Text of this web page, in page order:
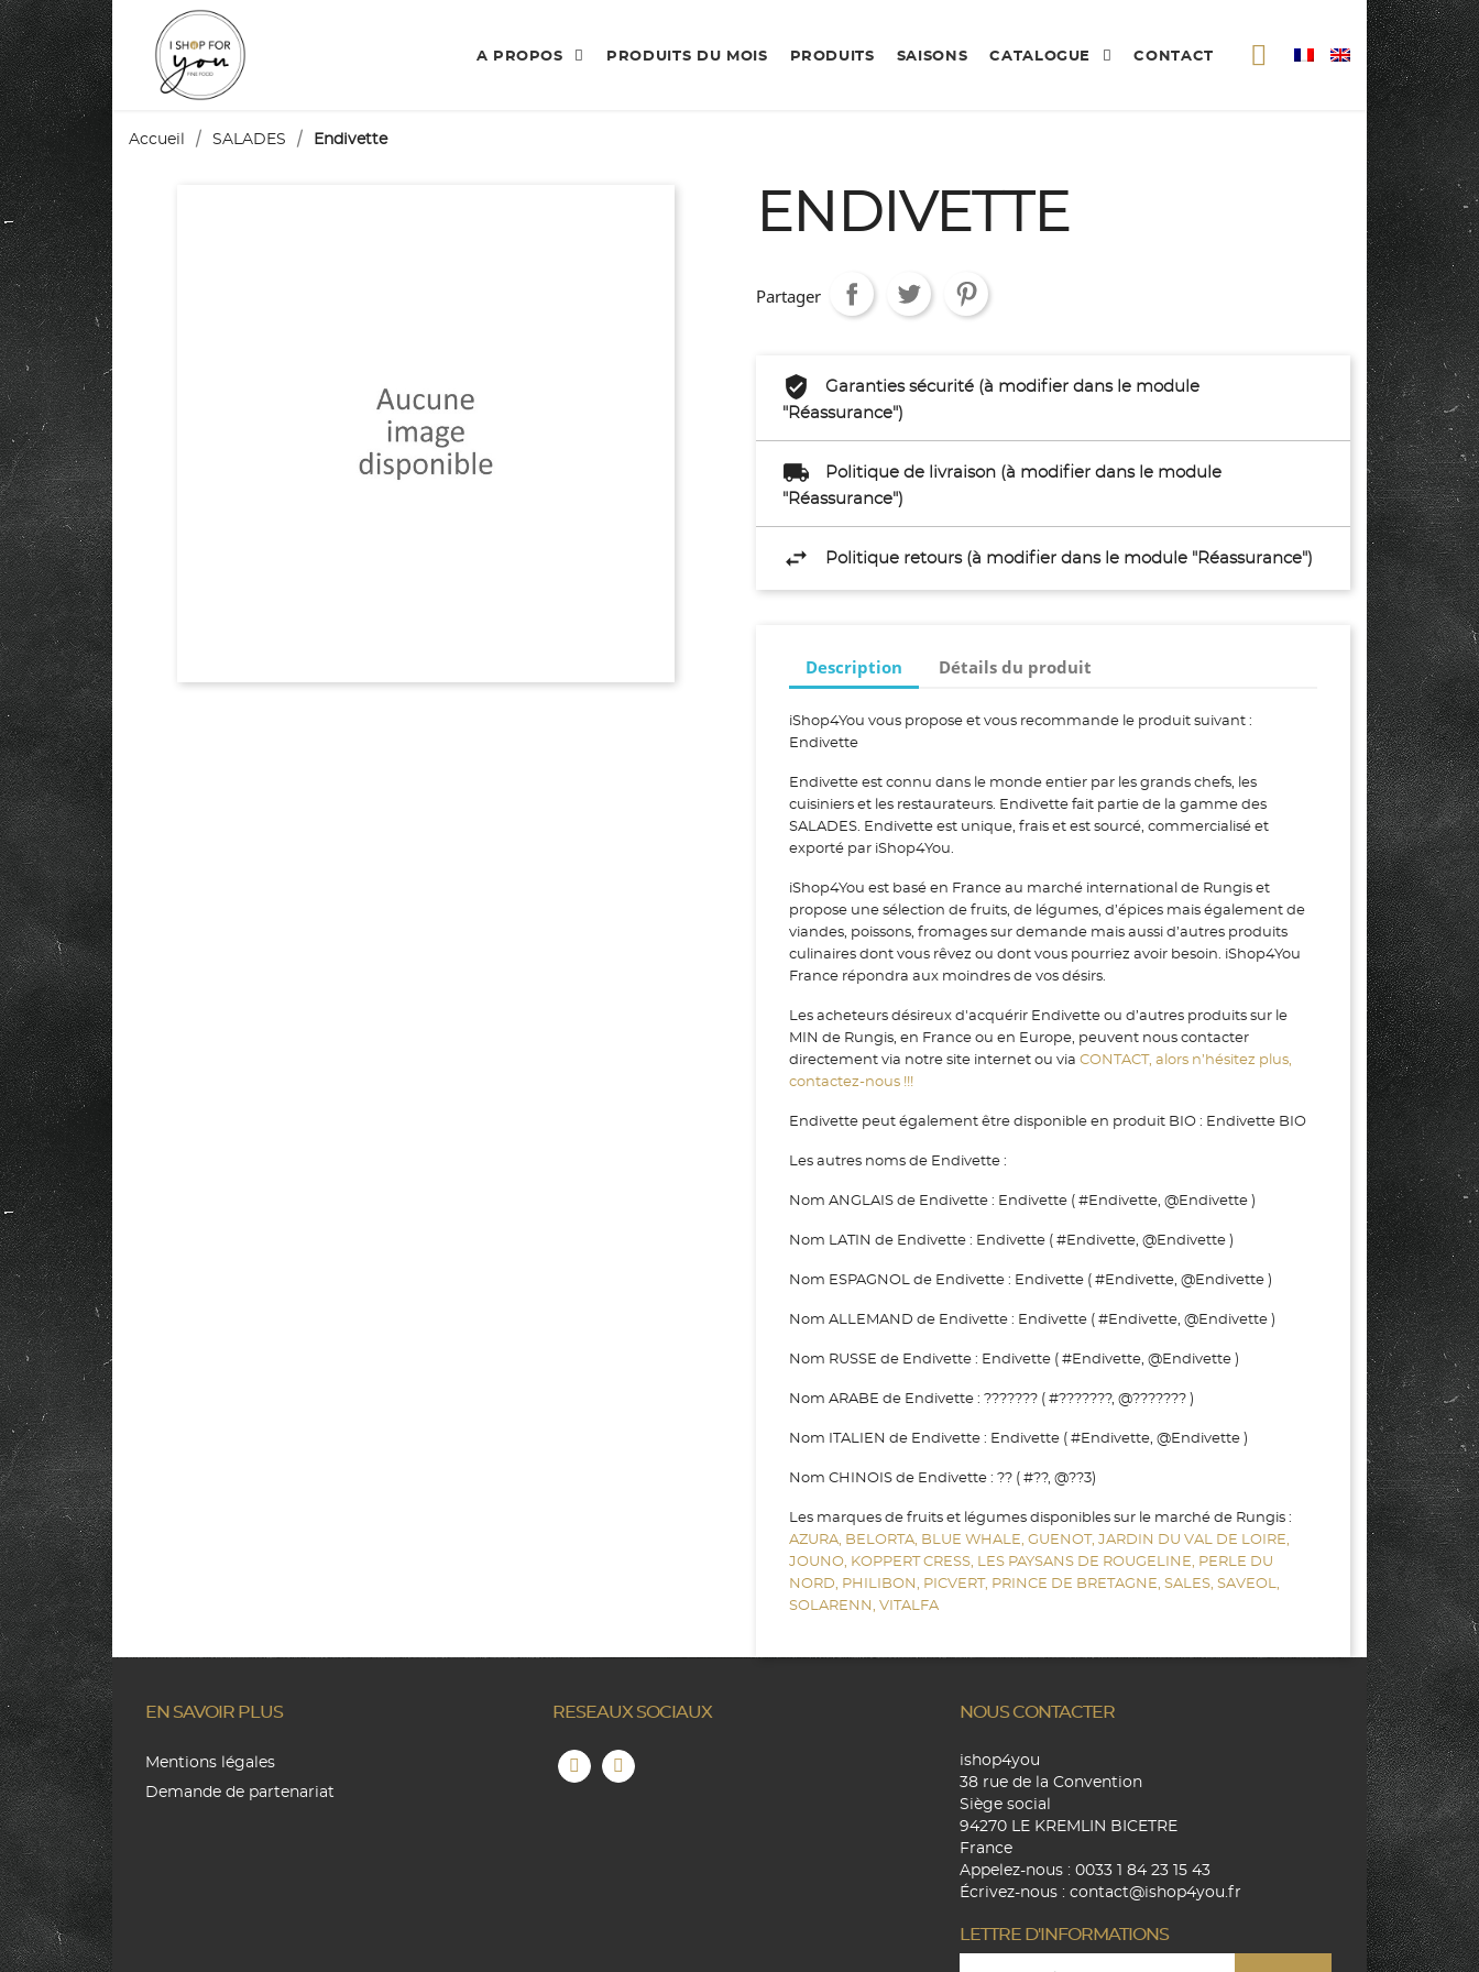
A PROPOS PRODUITS DU MOIS PRODUITS SAISONS CATALOGUE CONTACT
Accueil SALADES Endivette
ENDIVETTE
Partager
Garanties sécurité (à modifier dans le module
"Réassurance")
Politique de livraison (à modifier dans le module
"Réassurance")
Politique retours (à modifier dans le module "Réassurance")
Description Détails du produit
iShop4You vous propose et vous recommande le produit suivant :
Endivette
Endivette est connu dans le monde entier par les grands chefs, les
cuisiniers et les restaurateurs. Endivette fait partie de la gamme des
SALADES. Endivette est unique, frais et est sourcé, commercialisé et
exporté par iShop4You.
iShop4You est basé en France au marché international de Rungis et
propose une sélection de fruits, de légumes, d’épices mais également de
viandes, poissons, fromages sur demande mais aussi d’autres produits
culinaires dont vous rêvez ou dont vous pourriez avoir besoin. iShop4You
France répondra aux moindres de vos désirs.
Les acheteurs désireux d'acquérir Endivette ou d’autres produits sur le
MIN de Rungis, en France ou en Europe, peuvent nous contacter
directement via notre site internet ou via CONTACT, alors n’hésitez plus,
contactez-nous !!!
Endivette peut également être disponible en produit BIO : Endivette BIO
Les autres noms de Endivette :
Nom ANGLAIS de Endivette : Endivette ( #Endivette, @Endivette )
Nom LATIN de Endivette : Endivette ( #Endivette, @Endivette )
Nom ESPAGNOL de Endivette : Endivette ( #Endivette, @Endivette )
Nom ALLEMAND de Endivette : Endivette ( #Endivette, @Endivette )
Nom RUSSE de Endivette : Endivette ( #Endivette, @Endivette )
Nom ARABE de Endivette : ??????? ( #???????, @??????? )
Nom ITALIEN de Endivette : Endivette ( #Endivette, @Endivette )
Nom CHINOIS de Endivette : ?? ( #??, @??3)
Les marques de fruits et légumes disponibles sur le marché de Rungis :
AZURA, BELORTA, BLUE WHALE, GUENOT, JARDIN DU VAL DE LOIRE,
JOUNO, KOPPERT CRESS, LES PAYSANS DE ROUGELINE, PERLE DU
NORD, PHILIBON, PICVERT, PRINCE DE BRETAGNE, SALES, SAVEOL,
SOLARENN, VITALFA
EN SAVOIR PLUS
Mentions légales
Demande de partenariat
RESEAUX SOCIAUX NOUS CONTACTER
ishop4you
38 rue de la Convention
Siège social
94270 LE KREMLIN BICETRE
France
Appelez-nous : 0033 1 84 23 15 43
Écrivez-nous : contact@ishop4you.fr
LETTRE D'INFORMATIONS